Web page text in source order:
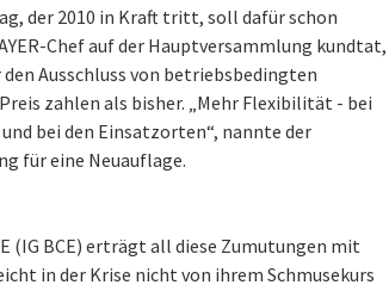
der 2010 in Kraft tritt, soll dafür schon
Chef auf der Hauptversammlung kundtat,
Ausschluss von betriebsbedingten
zahlen als bisher. „Mehr Flexibilität - bei
bei den Einsatzorten“, nannte der
für eine Neuauflage.
(IG BCE) erträgt all diese Zumutungen mit
in der Krise nicht von ihrem Schmusekurs